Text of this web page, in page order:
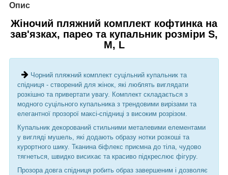
Опис
Жіночий пляжний комплект кофтинка на
зав'язках, парео та купальник розміри S,
M, L
Чорний пляжний комплект суцільний купальник та
спідниця - створений для жінок, які люблять виглядати
розкішно та привертати увагу. Комплект складається з
модного суцільного купальника з трендовими вирізами та
елегантної прозорої максі-спідниці з високим розрізом.
Купальник декорований стильними металевими елементами
у вигляді мушель, які додають образу нотки розкоші та
курортного шику. Тканина біфлекс приємна до тіла, чудово
тягнеться, швидко висихає та красиво підкреслює фігуру.
Прозора довга спідниця робить образ завершеним і дозволяє